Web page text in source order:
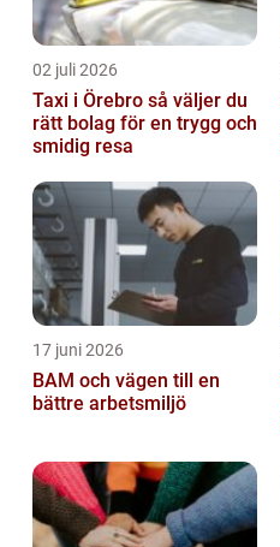
02 juli 2026
Taxi i Örebro så väljer du
rätt bolag för en trygg och
smidig resa
17 juni 2026
BAM och vägen till en
bättre arbetsmiljö